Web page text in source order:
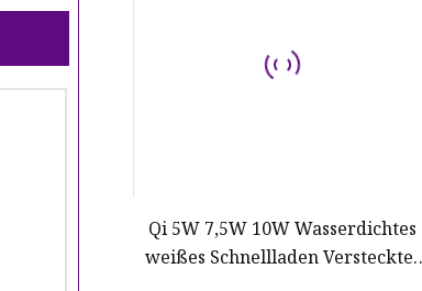
Qi 5W 7,5W 10W Wasserdichtes
weißes Schnellladen Verstecktes